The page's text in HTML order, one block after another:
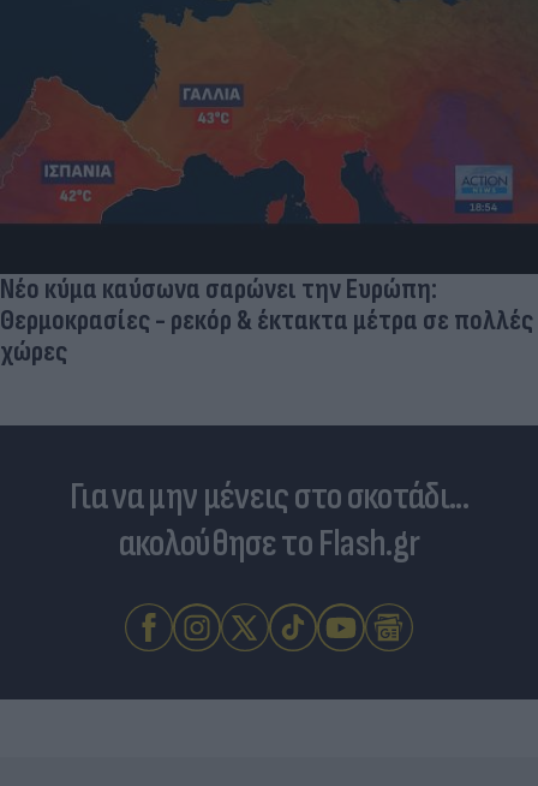
Νέο κύμα καύσωνα σαρώνει την Ευρώπη:
Θερμοκρασίες - ρεκόρ & έκτακτα μέτρα σε πολλές
χώρες
Για να μην μένεις στο σκοτάδι...
ακολούθησε το Flash.gr